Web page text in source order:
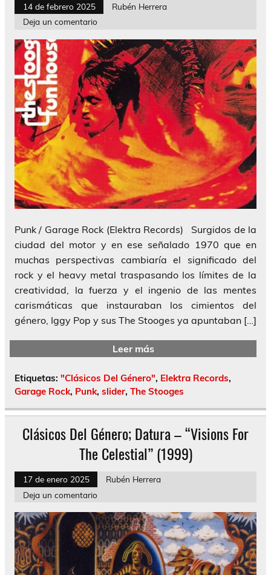
14 de febrero 2025
Rubén Herrera
Deja un comentario
Punk / Garage Rock (Elektra Records) Surgidos de la
ciudad del motor y en ese señalado 1970 que en
muchas perspectivas cambiaría el significado del
rock y el heavy metal traspasando los límites de la
creatividad, la fuerza y el ingenio de las mentes
carismáticas que instauraban los cimientos del
género, Iggy Pop y sus The Stooges ya apuntaban […]
Leer más
Etiquetas: "Clásicos Del Género", Elektra Records,
Garage Rock, Punk, slider, The Stooges
Clásicos Del Género; Datura – “Visions For
The Celestial” (1999)
17 de enero 2025
Rubén Herrera
Deja un comentario